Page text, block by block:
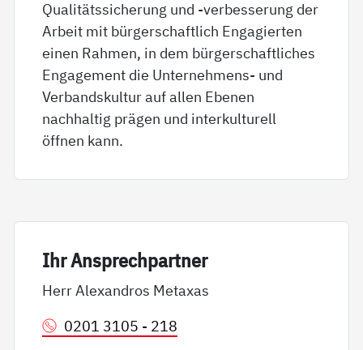
Qualitätssicherung und -verbesserung der
Arbeit mit bürgerschaftlich Engagierten
einen Rahmen, in dem bürgerschaftliches
Engagement die Unternehmens- und
Verbandskultur auf allen Ebenen
nachhaltig prägen und interkulturell
öffnen kann.
Ihr An­sp­rech­part­ner
Herr Alexandros Metaxas
0201 3105 - 218